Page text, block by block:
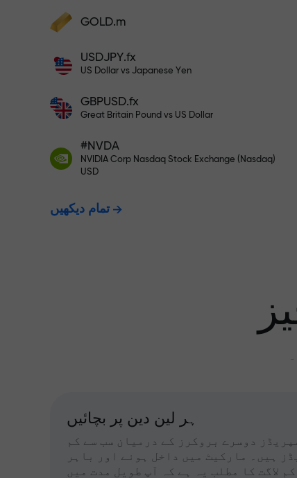
فنڈز جمع کریں اور اپنے ڈپازٹ سے 1,000 گنا بڑا
نہیں ہے۔ ڈپازٹ جتنا بڑا ہوگا، اتنا
ہی زیادہ ضرب ہوگا۔
- ہم آپ کے
دیتے ہیں۔
X1000 تک کا بونس — مارکیٹ میں
GOLD.m
USDJPY.fx
US Dollar vs Japanese Yen
GBPUSD.fx
Great Britain Pound vs US Dollar
#NVDA
NVIDIA Corp Nasdaq Stock Exchange (Nasdaq)
USD
تمام دیکھیں
ہر لین دین پر بچائیں
دوسرے بروکرز کے درمیان سب سے کم
ہیں۔ مارکیٹ میں داخل ہونے اور باہر
لاگت کا مطلب یہ ہے کہ آپ طویل مدت میں